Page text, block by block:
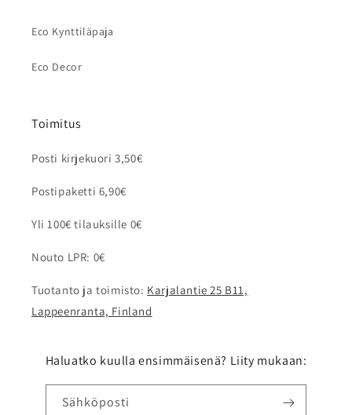
Eco Kynttiläpaja
Eco Decor
Toimitus
Posti kirjekuori 3,50€
Postipaketti 6,90€
Yli 100€ tilauksille 0€
Nouto LPR: 0€
Tuotanto ja toimisto: Karjalantie 25 B11,
Lappeenranta, Finland
Haluatko kuulla ensimmäisenä? Liity mukaan:
Sähköposti